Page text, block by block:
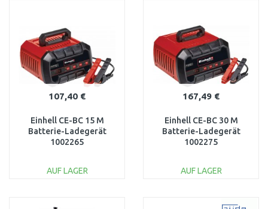
107,40 €
Einhell CE-BC 15 M
Batterie-Ladegerät
1002265
AUF LAGER
167,49 €
Einhell CE-BC 30 M
Batterie-Ladegerät
1002275
AUF LAGER